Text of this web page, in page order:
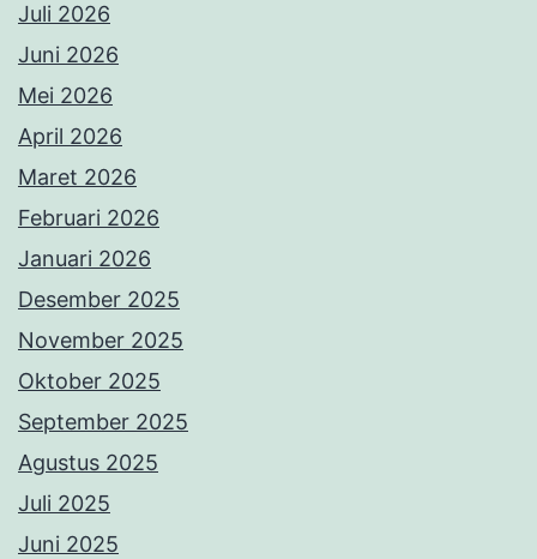
Juli 2026
Juni 2026
Mei 2026
April 2026
Maret 2026
Februari 2026
Januari 2026
Desember 2025
November 2025
Oktober 2025
September 2025
Agustus 2025
Juli 2025
Juni 2025